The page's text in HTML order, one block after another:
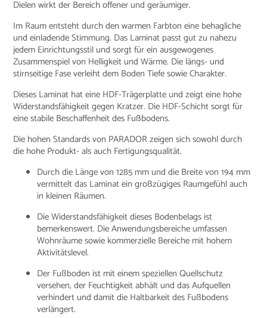
Dielen wirkt der Bereich offener und geräumiger.
Im Raum entsteht durch den warmen Farbton eine behagliche
und einladende Stimmung. Das Laminat passt gut zu nahezu
jedem Einrichtungsstil und sorgt für ein ausgewogenes
Zusammenspiel von Helligkeit und Wärme. Die längs- und
stirnseitige Fase verleiht dem Boden Tiefe sowie Charakter.
Dieses Laminat hat eine HDF-Trägerplatte und zeigt eine hohe
Widerstandsfähigkeit gegen Kratzer. Die HDF-Schicht sorgt für
eine stabile Beschaffenheit des Fußbodens.
Die hohen Standards von PARADOR zeigen sich sowohl durch
die hohe Produkt- als auch Fertigungsqualität.
Durch die Länge von 1285 mm und die Breite von 194 mm
vermittelt das Laminat ein großzügiges Raumgefühl auch
in kleinen Räumen.
Die Widerstandsfähigkeit dieses Bodenbelags ist
bemerkenswert. Die Anwendungsbereiche umfassen
Wohnräume sowie kommerzielle Bereiche mit hohem
Aktivitätslevel.
Der Fußboden ist mit einem speziellen Quellschutz
versehen, der Feuchtigkeit abhält und das Aufquellen
verhindert und damit die Haltbarkeit des Fußbodens
verlängert.